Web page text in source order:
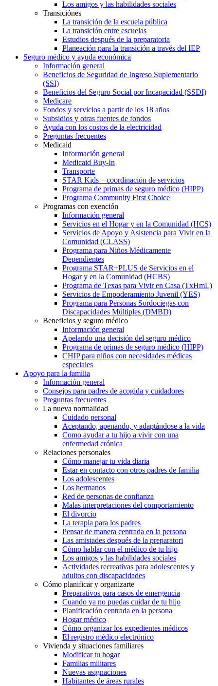
Los amigos y las habilidades sociales
Transiciónes
La transición de la escuela pública
La transición entre escuelas
Estudios después de la preparatoria
Planeación para la transición a través del IEP
Seguro médico y ayuda económica
Información general
Beneficios de Seguridad de Ingreso Suplementario
(SSI)
Beneficios del Seguro Social por Incapacidad (SSDI)
Medicare
Fondos y servicios a partir de los 18 años
Subsidios y otras fuentes de fondos
Ayuda con los costos de la electricidad
Preguntas frecuentes
Medicaid
Información general
Medicaid Buy-In
Transporte
STAR Kids – coordinación de servicios
Programa de primas de seguro médico (HIPP)
Programa Community First Choice
Programas con exención
Información general
Servicios en el Hogar y en la Comunidad (HCS)
Servicios de Apoyo y Asistencia para Vivir en la
Comunidad (CLASS)
Programa para Niños Médicamente
Dependientes
Programa STAR+PLUS de Servicios en el
Hogar y en la Comunidad (HCBS)
Programa de Texas para Vivir en Casa (TxHmL)
Servicios de Empoderamiento Juvenil (YES)
Programa para Personas Sordociegas con
Discapacidades Múltiples (DMBD)
Beneficios y seguro médico
Información general
Apelando una decisión del seguro médico
Programa de primas de seguro médico (HIPP)
CHIP para niños con necesidades médicas
especiales
Apoyo para la familia
Información general
Consejos para padres de acogida y cuidadores
Preguntas frecuentes
La nueva normalidad
Cuidado personal
Aceptando, apenando, y adaptándose a la vida
Como ayudar a tu hijo a vivir con una
enfermedad crónica
Relaciones personales
Cómo manejar tu vida diaria
Estar en contacto con otros padres de familia
Los adolescentes
Los hermanos
Red de personas de confianza
Malas interpretaciones del comportamiento
El divorcio
La terapia para los padres
Pensar de manera centrada en la persona
Las amistades después de la preparatori
Cómo hablar con el médico de tu hijo
Los amigos y las habilidades sociales
Actividades recreativas para adolescentes y
adultos con discapacidades
Cómo planificar y organizarte
Preparativos para casos de emergencia
Cuando ya no puedas cuidar de tu hijo
Planificación centrada en la persona
Hogar médico
Cómo organizar los expedientes médicos
El registro médico electrónico
Vivienda y situaciones familiares
Modificar tu hogar
Familias militares
Nuevas asignaciones
Habitantes de áreas rurales